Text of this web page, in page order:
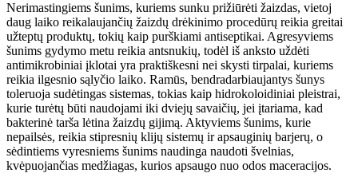
Nerimastingiems šunims, kuriems sunku prižiūrėti žaizdas, vietoj
daug laiko reikalaujančių žaizdų drėkinimo procedūrų reikia greitai
užteptų produktų, tokių kaip purškiami antiseptikai. Agresyviems
šunims gydymo metu reikia antsnukių, todėl iš anksto uždėti
antimikrobiniai įklotai yra praktiškesni nei skysti tirpalai, kuriems
reikia ilgesnio sąlyčio laiko. Ramūs, bendradarbiaujantys šunys
toleruoja sudėtingas sistemas, tokias kaip hidrokoloidiniai pleistrai,
kurie turėtų būti naudojami iki dviejų savaičių, jei įtariama, kad
bakterinė tarša lėtina žaizdų gijimą. Aktyviems šunims, kurie
nepailsės, reikia stipresnių klijų sistemų ir apsauginių barjerų, o
sėdintiems vyresniems šunims naudinga naudoti švelnias,
kvėpuojančias medžiagas, kurios apsaugo nuo odos maceracijos.